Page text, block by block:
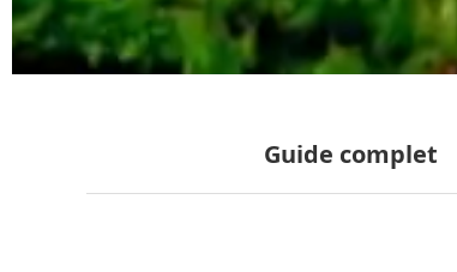
Guide complet